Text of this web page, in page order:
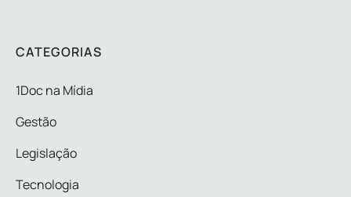
CATEGORIAS
1Doc na Mídia
Gestão
Legislação
Tecnologia